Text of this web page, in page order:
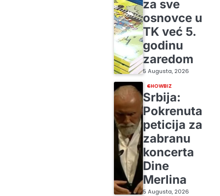
za sve
osnovce u
TK već 5.
godinu
zaredom
5 Augusta, 2026
SHOWBIZ
Srbija:
Pokrenuta
peticija za
zabranu
koncerta
Dine
Merlina
5 Augusta, 2026